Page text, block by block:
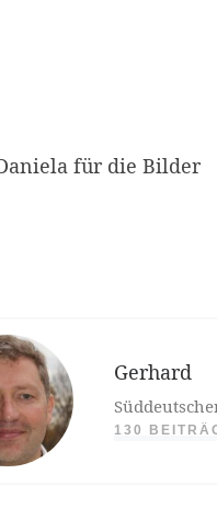
für die Bilder
Gerhard
130